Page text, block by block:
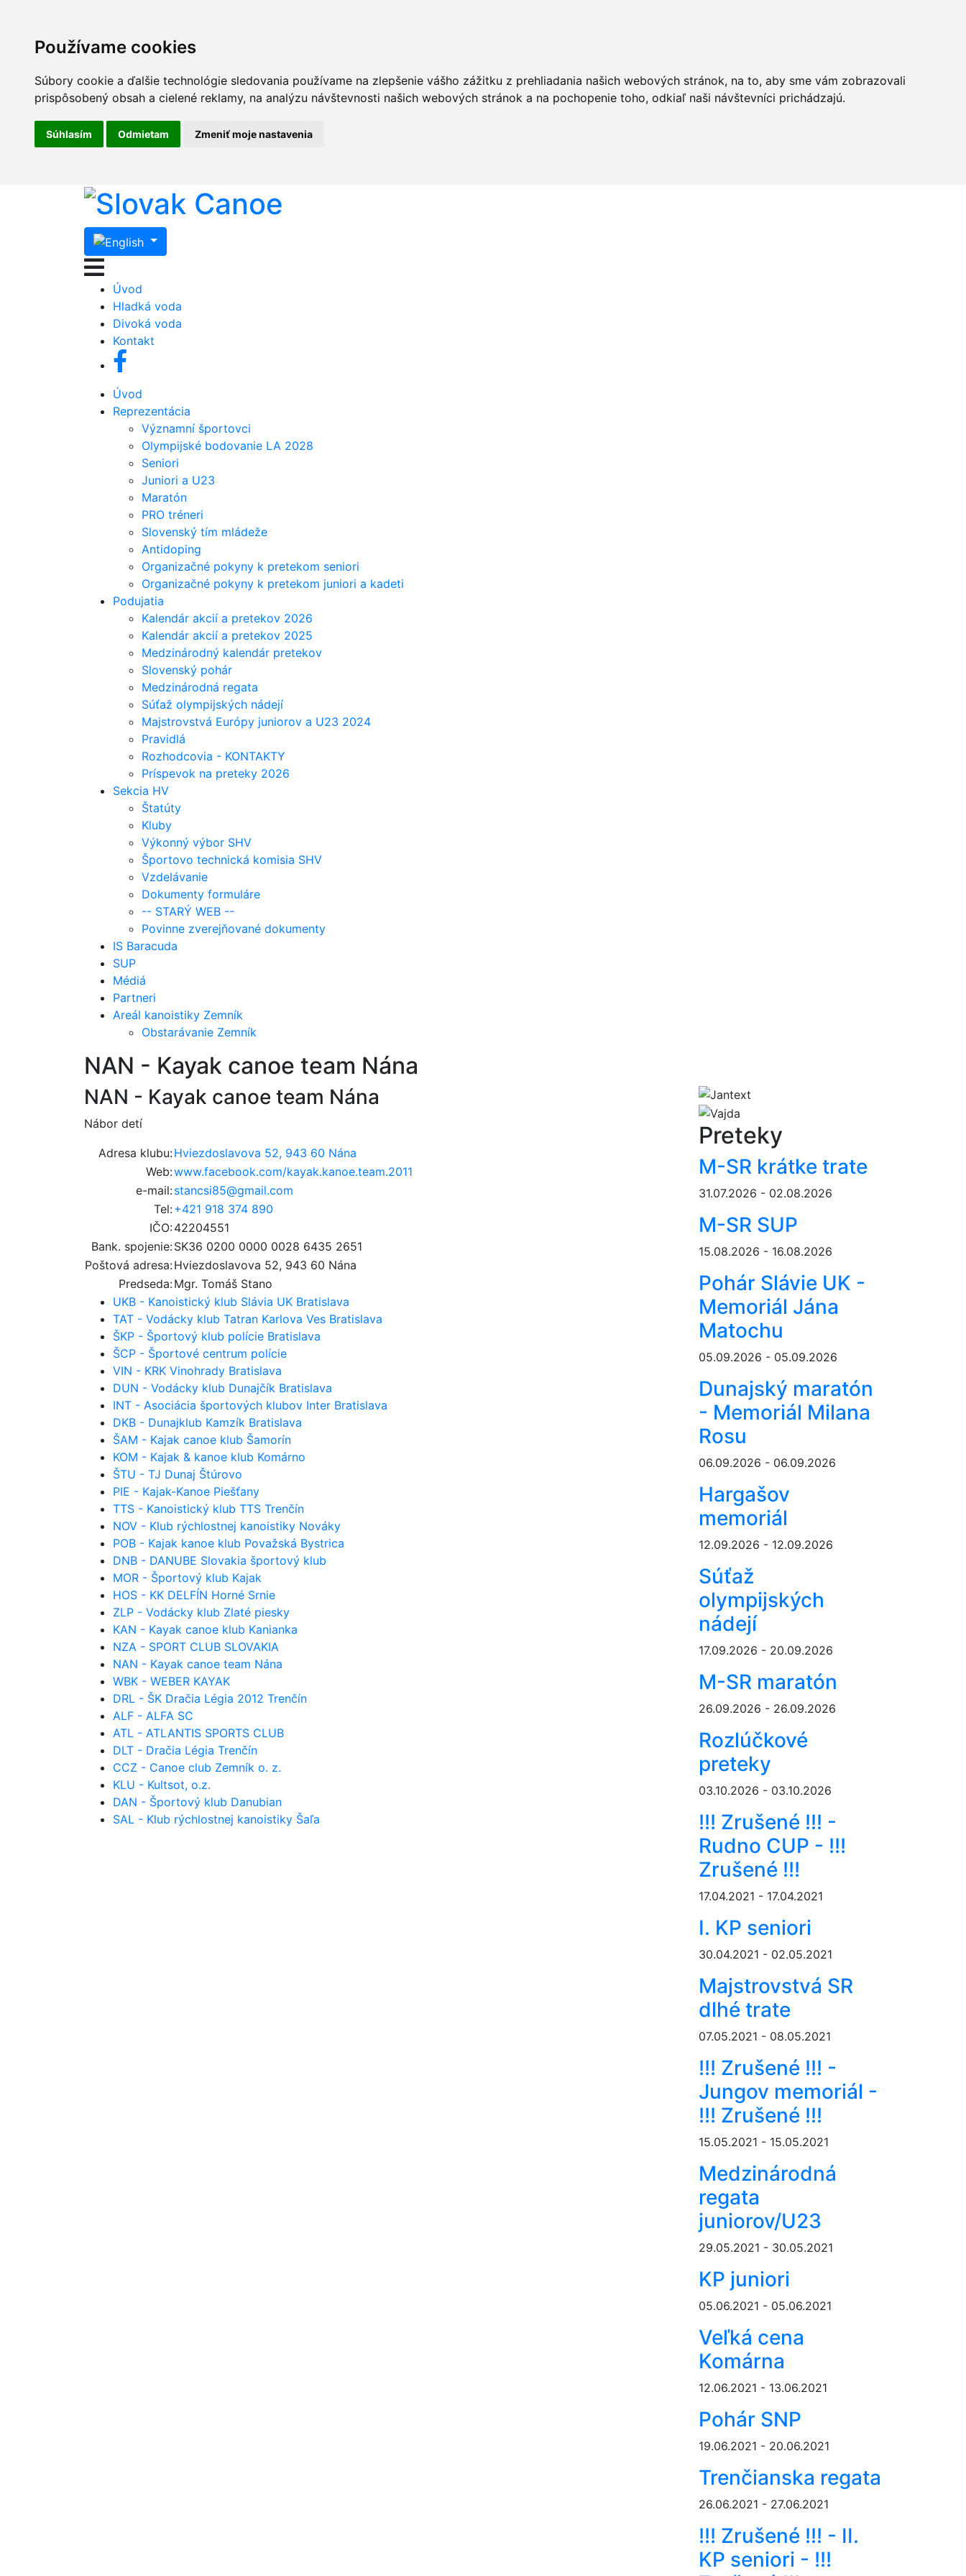
Používame cookies
Súbory cookie a ďalšie technológie sledovania používame na zlepšenie vášho zážitku z prehliadania našich webových stránok, na to, aby sme vám zobrazovali
prispôsobený obsah a cielené reklamy, na analýzu návštevnosti našich webových stránok a na pochopenie toho, odkiaľ naši návštevníci prichádzajú.
Súhlasím Odmietam Zmeniť moje nastavenia
Úvod
Hladká voda
Divoká voda
Kontakt
Úvod
Reprezentácia
Významní športovci
Olympijské bodovanie LA 2028
Seniori
Juniori a U23
Maratón
PRO tréneri
Slovenský tím mládeže
Antidoping
Organizačné pokyny k pretekom seniori
Organizačné pokyny k pretekom juniori a kadeti
Podujatia
Kalendár akcií a pretekov 2026
Kalendár akcií a pretekov 2025
Medzinárodný kalendár pretekov
Slovenský pohár
Medzinárodná regata
Súťaž olympijských nádejí
Majstrovstvá Európy juniorov a U23 2024
Pravidlá
Rozhodcovia - KONTAKTY
Príspevok na preteky 2026
Sekcia HV
Štatúty
Kluby
Výkonný výbor SHV
Športovo technická komisia SHV
Vzdelávanie
Dokumenty formuláre
-- STARÝ WEB --
Povinne zverejňované dokumenty
IS Baracuda
SUP
Médiá
Partneri
Areál kanoistiky Zemník
Obstarávanie Zemník
NAN - Kayak canoe team Nána
NAN - Kayak canoe team Nána
Nábor detí
Adresa klubu:Hviezdoslavova 52, 943 60 Nána
Web:www.facebook.com/kayak.kanoe.team.2011
e-mail:stancsi85@gmail.com
Tel:+421 918 374 890
IČO:42204551
Bank. spojenie:SK36 0200 0000 0028 6435 2651
Poštová adresa:Hviezdoslavova 52, 943 60 Nána
Predseda:Mgr. Tomáš Stano
UKB - Kanoistický klub Slávia UK Bratislava
TAT - Vodácky klub Tatran Karlova Ves Bratislava
ŠKP - Športový klub polície Bratislava
ŠCP - Športové centrum polície
VIN - KRK Vinohrady Bratislava
DUN - Vodácky klub Dunajčík Bratislava
INT - Asociácia športových klubov Inter Bratislava
DKB - Dunajklub Kamzík Bratislava
ŠAM - Kajak canoe klub Šamorín
KOM - Kajak & kanoe klub Komárno
ŠTU - TJ Dunaj Štúrovo
PIE - Kajak-Kanoe Piešťany
TTS - Kanoistický klub TTS Trenčín
NOV - Klub rýchlostnej kanoistiky Nováky
POB - Kajak kanoe klub Považská Bystrica
DNB - DANUBE Slovakia športový klub
MOR - Športový klub Kajak
HOS - KK DELFÍN Horné Srnie
ZLP - Vodácky klub Zlaté piesky
KAN - Kayak canoe klub Kanianka
NZA - SPORT CLUB SLOVAKIA
NAN - Kayak canoe team Nána
WBK - WEBER KAYAK
DRL - ŠK Dračia Légia 2012 Trenčín
ALF - ALFA SC
ATL - ATLANTIS SPORTS CLUB
DLT - Dračia Légia Trenčín
CCZ - Canoe club Zemník o. z.
KLU - Kultsot, o.z.
DAN - Športový klub Danubian
SAL - Klub rýchlostnej kanoistiky Šaľa
Preteky
M-SR krátke trate
31.07.2026 - 02.08.2026
M-SR SUP
15.08.2026 - 16.08.2026
Pohár Slávie UK -
Memoriál Jána
Matochu
05.09.2026 - 05.09.2026
Dunajský maratón
- Memoriál Milana
Rosu
06.09.2026 - 06.09.2026
Hargašov
memoriál
12.09.2026 - 12.09.2026
Súťaž
olympijských
nádejí
17.09.2026 - 20.09.2026
M-SR maratón
26.09.2026 - 26.09.2026
Rozlúčkové
preteky
03.10.2026 - 03.10.2026
!!! Zrušené !!! -
Rudno CUP - !!!
Zrušené !!!
17.04.2021 - 17.04.2021
I. KP seniori
30.04.2021 - 02.05.2021
Majstrovstvá SR
dlhé trate
07.05.2021 - 08.05.2021
!!! Zrušené !!! -
Jungov memoriál -
!!! Zrušené !!!
15.05.2021 - 15.05.2021
Medzinárodná
regata
juniorov/U23
29.05.2021 - 30.05.2021
KP juniori
05.06.2021 - 05.06.2021
Veľká cena
Komárna
12.06.2021 - 13.06.2021
Pohár SNP
19.06.2021 - 20.06.2021
Trenčianska regata
26.06.2021 - 27.06.2021
!!! Zrušené !!! - II.
KP seniori - !!!